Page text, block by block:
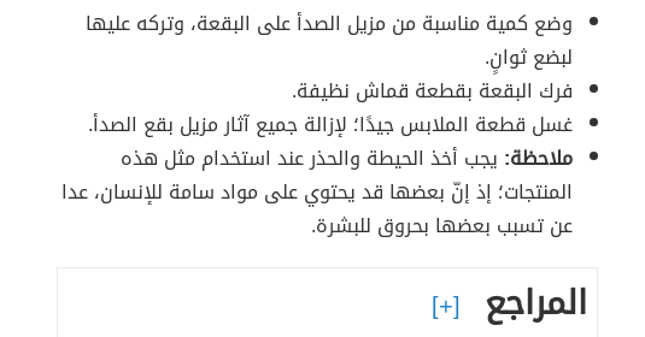
وضع كمية مناسبة من مزيل الصدأ على البقعة، وتركه عليها
لبضع ثوانٍ.
فرك البقعة بقطعة قماش نظيفة.
غسل قطعة الملابس جيدًا؛ لإزالة جميع آثار مزيل بقع الصدأ.
ملاحظة: يجب أخذ الحيطة والحذر عند استخدام مثل هذه
المنتجات؛ إذ إنّ بعضها قد يحتوي على مواد سامة للإنسان، عدا
عن تسبب بعضها بحروق للبشرة.
المراجع